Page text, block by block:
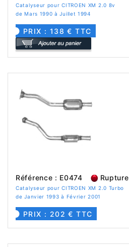
Catalyseur pour CITROEN XM 2.0 8v
de Mars 1990 à Juillet 1994
PRIX : 138 € TTC
Référence : E0474 Rupture
Catalyseur pour CITROEN XM 2.0 Turbo
de Janvier 1993 à Février 2001
PRIX : 202 € TTC